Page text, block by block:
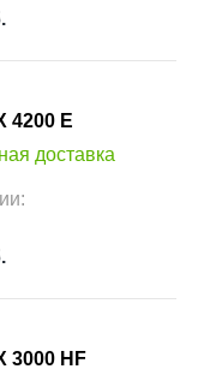
4200 E
доставка
3000 HF